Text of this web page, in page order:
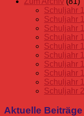
Schuljahr
Schuljahr
Schuljahr
Schuljahr
Schuljahr
Schuljahr
Schuljahr
Schuljahr
Schuljahr
Schuljahr
Aktuelle Beiträge